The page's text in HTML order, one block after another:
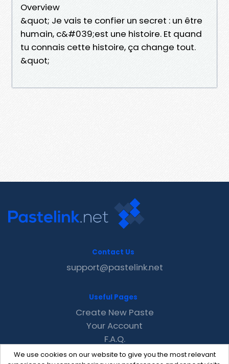
Overview
&quot; Je vais te confier un secret : un être
humain, c&#039;est une histoire. Et quand
tu connais cette histoire, ça change tout.
&quot;
We use cookies on our website to give you the most relevant
Contact Us
support@pastelink.net
Useful Pages
Create New Paste
Your Account
F.A.Q.
Recent